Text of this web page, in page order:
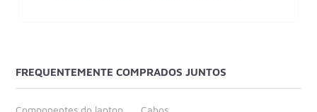
FREQUENTEMENTE COMPRADOS JUNTOS
Componentes do laptop Cabos